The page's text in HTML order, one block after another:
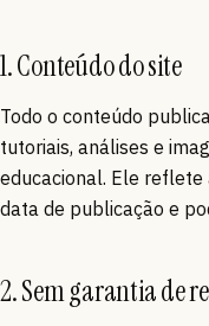
1. Conteúdo do site
Todo o conteúdo
tutoriais, análises e
educacional. Ele reflete
data de publicação e
2. Sem garantia de